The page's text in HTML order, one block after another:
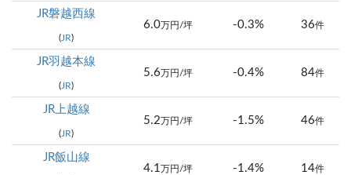
JR磐越西線
(JR)
6.0万円/坪 -0.3% 36件
JR羽越本線
(JR)
5.6万円/坪 -0.4% 84件
JR上越線
(JR)
5.2万円/坪 -1.5% 46件
JR飯山線
4.1 万円/坪 -1.4% 14件